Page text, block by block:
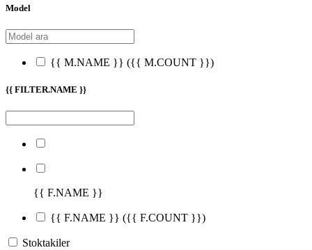
Model
{{ M.NAME }} ({{ M.COUNT }})
{{ FILTER.NAME }}
{{ F.NAME }}
{{ F.NAME }} ({{ F.COUNT }})
Stoktakiler